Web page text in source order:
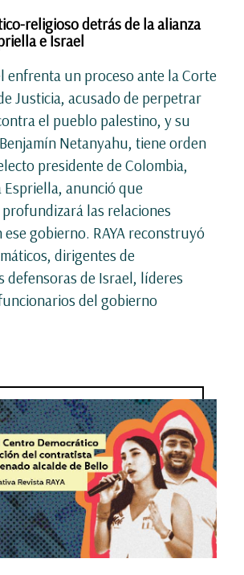
religioso detrás de la alianza
e Israel
enfrenta un proceso ante la Corte
Justicia, acusado de perpetrar
el pueblo palestino, y su
Netanyahu, tiene orden
presidente de Colombia,
Espriella, anunció que
las relaciones
ese gobierno. RAYA reconstruyó
dirigentes de
defensoras de Israel, líderes
del gobierno